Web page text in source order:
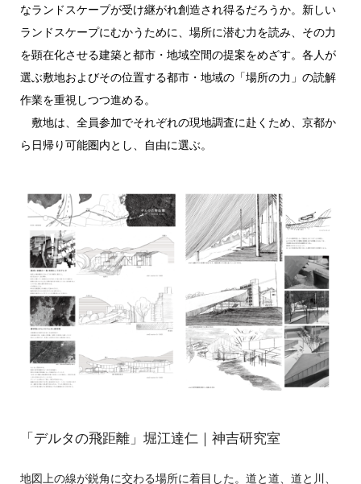
なランドスケープが受け継がれ創造され得るだろうか。新しい
ランドスケープにむかうために、場所に潜む力を読み、その力
を顕在化させる建築と都市・地域空間の提案をめざす。各人が
選ぶ敷地およびその位置する都市・地域の「場所の力」の読解
作業を重視しつつ進める。
敷地は、全員参加でそれぞれの現地調査に赴くため、京都か
ら日帰り可能圏内とし、自由に選ぶ。
「デルタの飛距離」堀江達仁｜神吉研究室
地図上の線が鋭角に交わる場所に着目した。道と道、道と川、